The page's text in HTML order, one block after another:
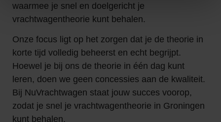
waarmee je snel en doelgericht je
vrachtwagentheorie kunt behalen.
Onze focus ligt op het zorgen dat je de theorie in
korte tijd volledig beheerst en echt begrijpt.
Hoewel je bij ons de theorie in één dag kunt
leren, doen we geen concessies aan de kwaliteit.
Bij NuVrachtwagen staat jouw succes voorop,
zodat je snel je vrachtwagentheorie in Groningen
kunt behalen.